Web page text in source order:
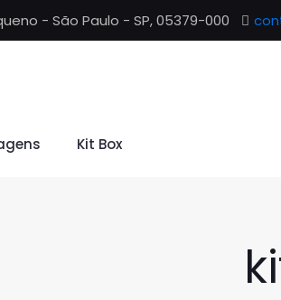
- São Paulo - SP, 05379-000
Kit Box